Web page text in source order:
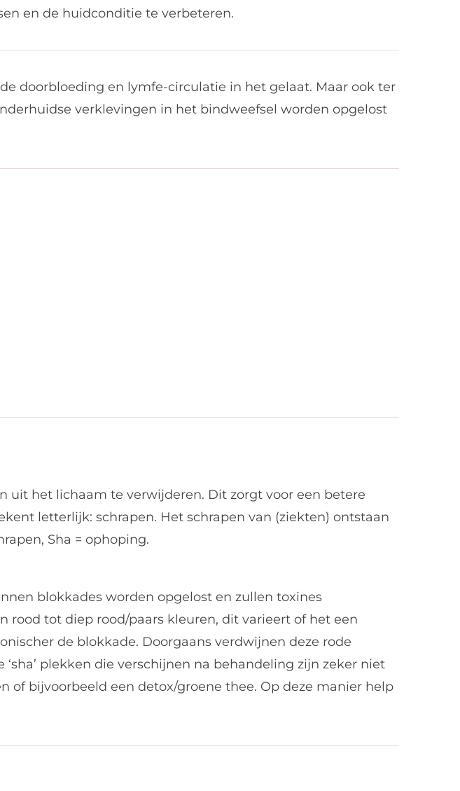
en de huidconditie te verbeteren.
doorbloeding en lymfe-circulatie in het gelaat. Maar ook ter
verklevingen in het bindweefsel worden opgelost
uit het lichaam te verwijderen. Dit zorgt voor een betere
letterlijk: schrapen. Het schrapen van (ziekten) ontstaan
Sha = ophoping.
blokkades worden opgelost en zullen toxines
rood tot diep rood/paars kleuren, dit varieert of het een
de blokkade. Doorgaans verdwijnen deze rode
plekken die verschijnen na behandeling zijn zeker niet
bijvoorbeeld een detox/groene thee. Op deze manier help